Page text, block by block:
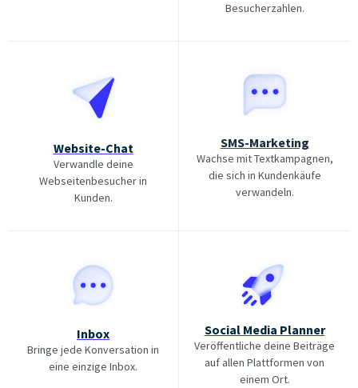
Besucherzahlen.
Website-Chat
Verwandle deine
Webseitenbesucher in
Kunden.
SMS-Marketing
Wachse mit Textkampagnen,
die sich in Kundenkäufe
verwandeln.
Inbox
Bringe jede Konversation in
eine einzige Inbox.
Social Media Planner
Veröffentliche deine Beiträge
auf allen Plattformen von
einem Ort.